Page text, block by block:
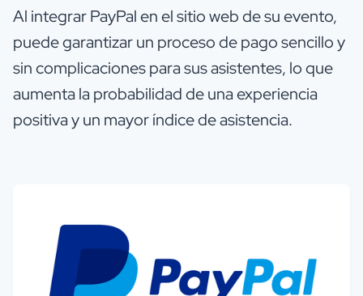
Al integrar PayPal en el sitio web de su evento,
puede garantizar un proceso de pago sencillo y
sin complicaciones para sus asistentes, lo que
aumenta la probabilidad de una experiencia
positiva y un mayor índice de asistencia.